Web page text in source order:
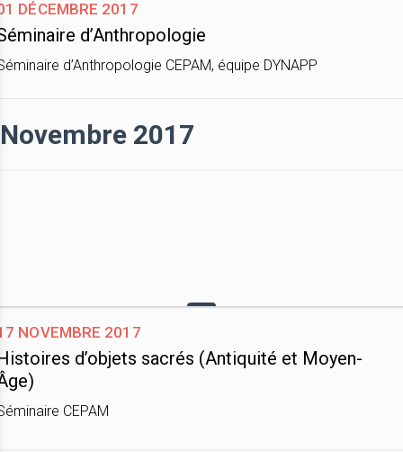
décembre 2017
d’Anthropologie
d’Anthropologie CEPAM, équipe DYNAPP
Novembre 2017
novembre 2017
d’objets sacrés (Antiquité et Moyen-
CEPAM